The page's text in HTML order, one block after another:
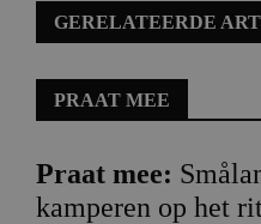
GERELATEERDE
PRAAT MEE
Praat mee:
kamperen op het